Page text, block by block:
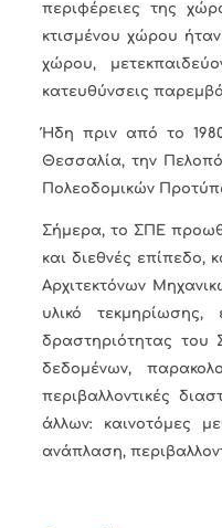
περιφέρειες της
κτισμένου χώρου
χώρου,
κατευθύνσεις
Ήδη πριν από το
Θεσσαλία, την
Πολεοδομικών
Σήμερα, το ΣΠΕ
και διεθνές επίπεδο,
Αρχιτεκτόνων
υλικό τεκμηρίωσης,
δραστηριότητας του
δεδομένων,
περιβαλλοντικές
άλλων: καινοτόμες
ανάπλαση,